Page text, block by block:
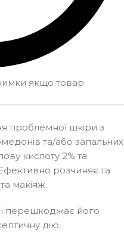
якщо товар
проблемної шкіри з
та/або запальних
кислоту 2% та
розчиняє та
макіяж.
перешкоджає його
дію,